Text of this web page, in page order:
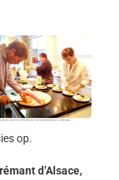
op.
d’Alsace,